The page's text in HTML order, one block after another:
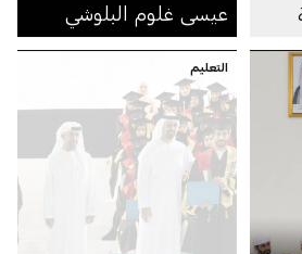
عيسى غلوم البلوشي
التعليم